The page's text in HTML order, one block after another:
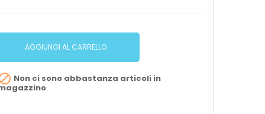
AGGIUNGI AL CARRELLO
Non ci sono abbastanza articoli in